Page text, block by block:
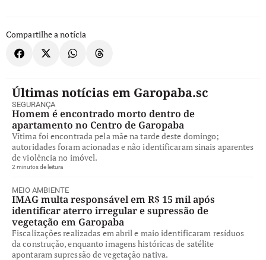
Compartilhe a notícia
Últimas notícias em Garopaba.sc
SEGURANÇA
Homem é encontrado morto dentro de
apartamento no Centro de Garopaba
Vítima foi encontrada pela mãe na tarde deste domingo;
autoridades foram acionadas e não identificaram sinais aparentes
de violência no imóvel.
2 minutos de leitura
MEIO AMBIENTE
IMAG multa responsável em R$ 15 mil após
identificar aterro irregular e supressão de
vegetação em Garopaba
Fiscalizações realizadas em abril e maio identificaram resíduos
da construção, enquanto imagens históricas de satélite
apontaram supressão de vegetação nativa.